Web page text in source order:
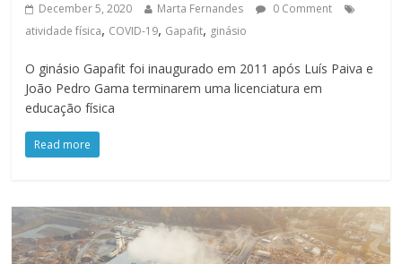
December 5, 2020 Marta Fernandes
0 Comment
atividade física, COVID-19, Gapafit, ginásio
O ginásio Gapafit foi inaugurado em 2011 após Luís Paiva e
João Pedro Gama terminarem uma licenciatura em
educação física
Read more